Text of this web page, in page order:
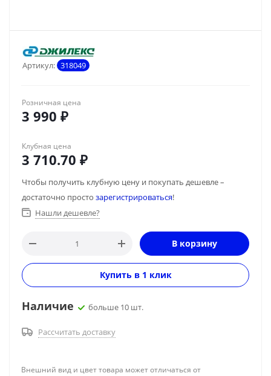
Артикул: 318049
Розничная цена
3 990 ₽
Клубная цена
3 710.70 ₽
Чтобы получить клубную цену и покупать дешевле –
достаточно просто зарегистрироваться!
Нашли дешевле?
В корзину
Купить в 1 клик
Наличие больше 10 шт.
Рассчитать доставку
Внешний вид и цвет товара может отличаться от